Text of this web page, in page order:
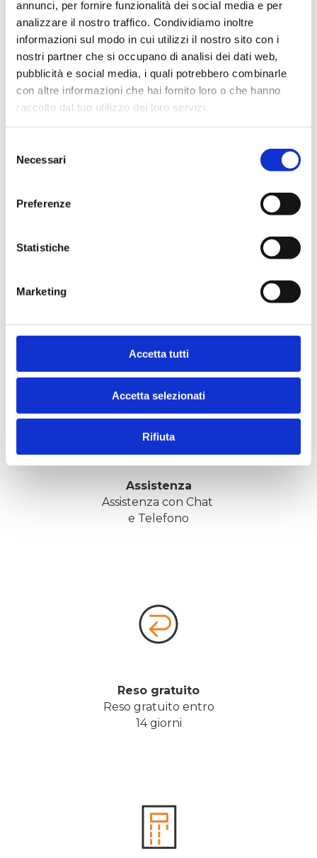
annunci, per fornire funzionalità dei social media e per
analizzare il nostro traffico. Condividiamo inoltre
informazioni sul modo in cui utilizzi il nostro sito con i
nostri partner che si occupano di analisi dei dati web,
pubblicità e social media, i quali potrebbero combinarle
con altre informazioni che hai fornito loro o che hanno
raccolto dal tuo utilizzo dei loro servizi.
delNecessari
Preferenze
Statistiche
Marketing
Accetta tutti
Accetta selezionati
Rifiuta
Rete materasso: 165×195
meglio, anche nel servizio.
Assistenza
Assistenza con Chat
e Telefono
Reso gratuito
Reso gratuito entro
14 giorni